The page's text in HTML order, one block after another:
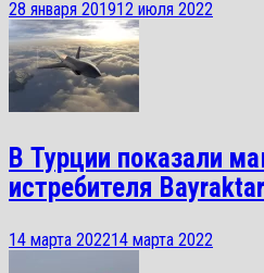
28 января 201912 июля 2022
В Турции показали
истребителя
14 марта 202214 марта 2022